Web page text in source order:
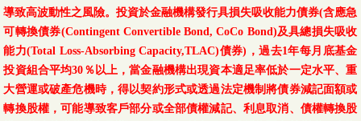
及基礎建設收益基金-
N類型-累積型-美元
(本基金之配息來源可
08/05 19.0077
導致高波動性之風險。投資於金融機構發行具損失吸收能力債券(含應急
可轉換債券(Contingent Convertible Bond, CoCo Bond)及具總損失吸收
能力(Total Loss-Absorbing Capacity,TLAC)債券)，過去1年每月底基金
投資組合平均30％以上，當金融機構出現資本適足率低於一定水平、重
大營運或破產危機時，得以契約形式或透過法定機制將債券減記面額或
轉換股權，可能導致客戶部分或全部債權減記、利息取消、債權轉換股